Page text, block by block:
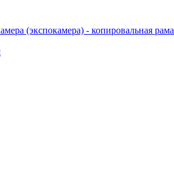
(экспокамера) - копировальная рама